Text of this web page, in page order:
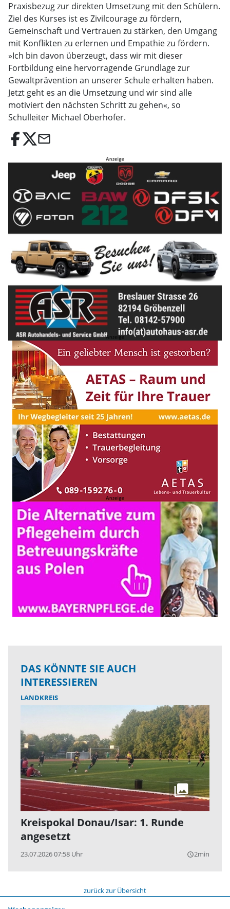
Praxisbezug zur direkten Umsetzung mit den Schülern.
Ziel des Kurses ist es Zivilcourage zu fördern,
Gemeinschaft und Vertrauen zu stärken, den Umgang
mit Konflikten zu erlernen und Empathie zu fördern.
»Ich bin davon überzeugt, dass wir mit dieser
Fortbildung eine hervorragende Grundlage zur
Gewaltprävention an unserer Schule erhalten haben.
Jetzt geht es an die Umsetzung und wir sind alle
motiviert den nächsten Schritt zu gehen«, so
Schulleiter Michael Oberhofer.
email
DAS KÖNNTE SIE AUCH
INTERESSIEREN
LANDKREIS
Kreispokal Donau/Isar: 1. Runde
angesetzt
23.07.2026 07:58 Uhr query_builder2min
zurück zur Übersicht